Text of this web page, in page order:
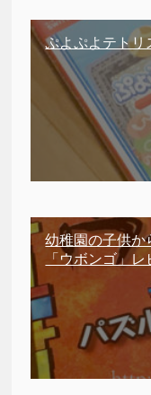
ぷよぷよテト
幼稚園の子供か
「ウボンゴ」